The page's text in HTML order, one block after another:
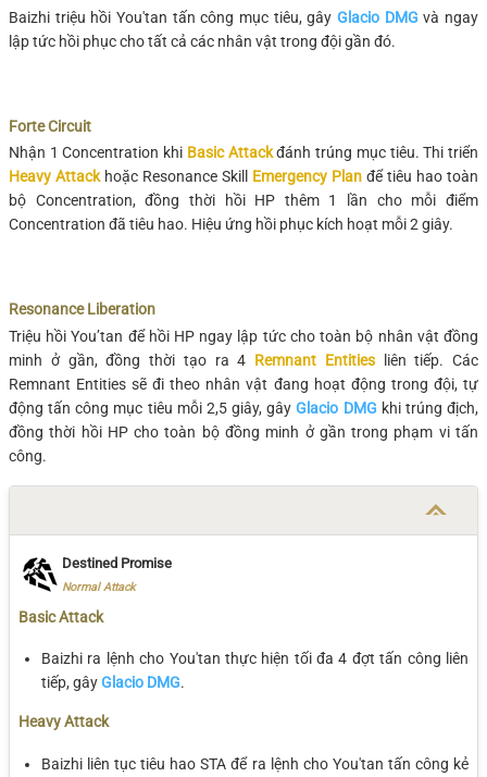
Baizhi triệu hồi You'tan tấn công mục tiêu, gây Glacio DMG và ngay
lập tức hồi phục cho tất cả các nhân vật trong đội gần đó.
Forte Circuit
Nhận 1 Concentration khi Basic Attackđánh trúng mục tiêu. Thi triển
Heavy Attackhoặc Resonance Skill Emergency Plan để tiêu hao toàn
bộ Concentration, đồng thời hồi HP thêm 1 lần cho mỗi điểm
Concentration đã tiêu hao. Hiệu ứng hồi phục kích hoạt mỗi 2 giây.
Resonance Liberation
Triệu hồi You’tan để hồi HP ngay lập tức cho toàn bộ nhân vật đồng
minh ở gần, đồng thời tạo ra 4 Remnant Entities liên tiếp. Các
Remnant Entities sẽ đi theo nhân vật đang hoạt động trong đội, tự
động tấn công mục tiêu mỗi 2,5 giây, gâyGlacio DMG khi trúng địch,
đồng thời hồi HP cho toàn bộ đồng minh ở gần trong phạm vi tấn
công.
Destined Promise
Normal Attack
Basic Attack
Baizhi ra lệnh cho You'tan thực hiện tối đa 4 đợt tấn công liên
tiếp, gâyGlacio DMG.
Heavy Attack
Baizhi liên tục tiêu hao STA để ra lệnh cho You'tan tấn công kẻ